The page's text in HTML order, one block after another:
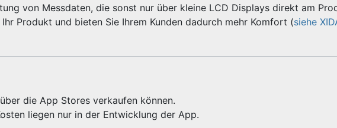
von Messdaten, die sonst nur über kleine LCD Displays direkt am
Produkt und bieten Sie Ihrem Kunden dadurch mehr Komfort (siehe
die App Stores verkaufen können.
liegen nur in der Entwicklung der App.